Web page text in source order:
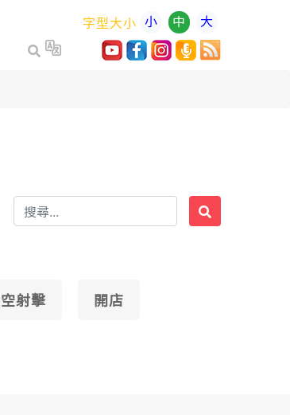
字型大小 小 中 大
射擊 開店